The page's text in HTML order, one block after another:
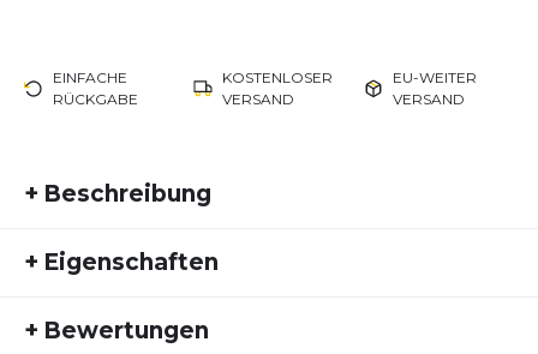
EINFACHE
RÜCKGABE
KOSTENLOSER
VERSAND
EU-WEITER
VERSAND
+ Beschreibung
Trailkomfort mit natürlichem Abrollverhalten
Der Altra Experience Wild 3+
Trailschuh für Läuferinnen und Läufer, die auf
+ Eigenschaften
Fremdartikelnummer:
+ Bewertungen